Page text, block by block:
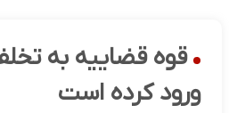
قوه قضاییه به
ورود کرده است